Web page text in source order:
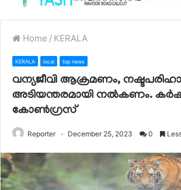
Home / KERALA
KERALA local top news
വന്യജീവി ആക്രമണം,
അടിയന്തരമായി നൽകണം.
കോൺഗ്രസ്
Reporter December 25, 2023 0